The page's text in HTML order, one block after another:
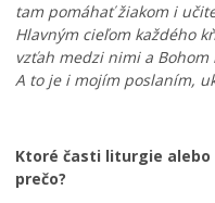
tam pomáhať žiakom i
Hlavným cieľom každého
vzťah medzi nimi a
A to je i mojím poslaním,
Ktoré časti liturgie
prečo?
e
t
J
u
h
d
i
n
P
r
e
á
d